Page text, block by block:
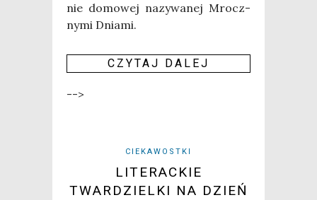
nie domo­wej nazy­wa­nej Mrocz­
ny­mi Dnia­mi.
CZY­TAJ DALEJ
-->
CIEKAWOSTKI
LITERACKIE
TWARDZIELKI NA DZIEŃ